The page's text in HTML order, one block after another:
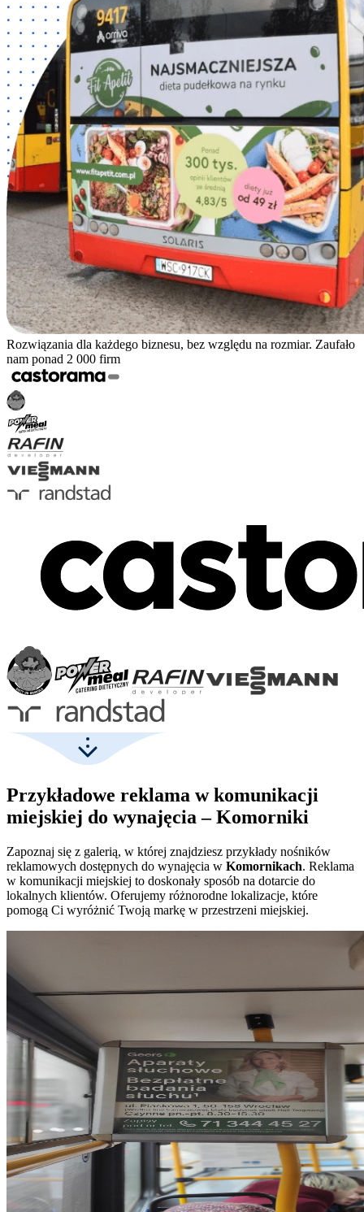
Rozwiązania dla każdego biznesu, bez względu na rozmiar. Zaufało
nam ponad 2 000 firm
Przykładowe reklama w komunikacji
miejskiej do wynajęcia – Komorniki
Zapoznaj się z galerią, w której znajdziesz przykłady nośników
reklamowych dostępnych do wynajęcia w Komornikach. Reklama
w komunikacji miejskiej to doskonały sposób na dotarcie do
lokalnych klientów. Oferujemy różnorodne lokalizacje, które
pomogą Ci wyróżnić Twoją markę w przestrzeni miejskiej.